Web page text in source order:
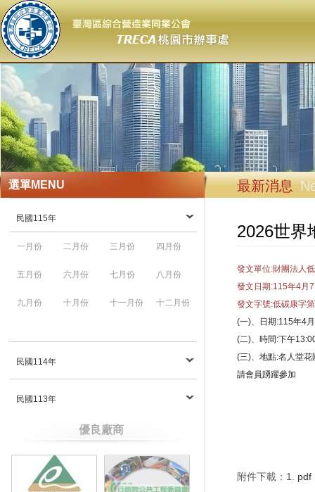
選單MENU
民國115年
一月份 二月份 三月份 四月份
五月份 六月份 七月份 八月份
九月份 十月份 十一月份 十二月份
民國114年
民國113年
優良廠商
最新消息
2026世界
發文單位:財團法人
發文日期:115年4月
發文字號:低碳康字
(一)、日期:115年4
(二)、時間:下午
(三)、地點:名人堂花
請會員踴躍參加
附件下載：1. pdf